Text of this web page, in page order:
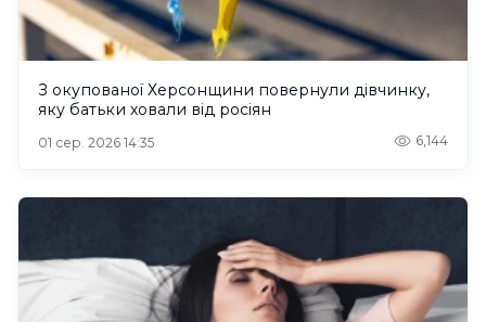
З окупованої Херсонщини повернули дівчинку,
яку батьки ховали від росіян
01 сер. 2026 14:35 6,144